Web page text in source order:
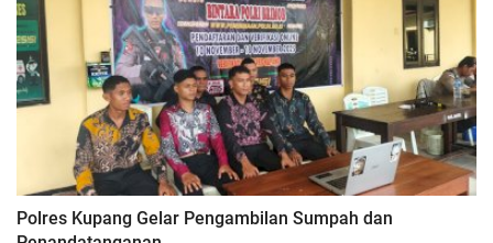
Polres Kupang Gelar Pengambilan Sumpah dan